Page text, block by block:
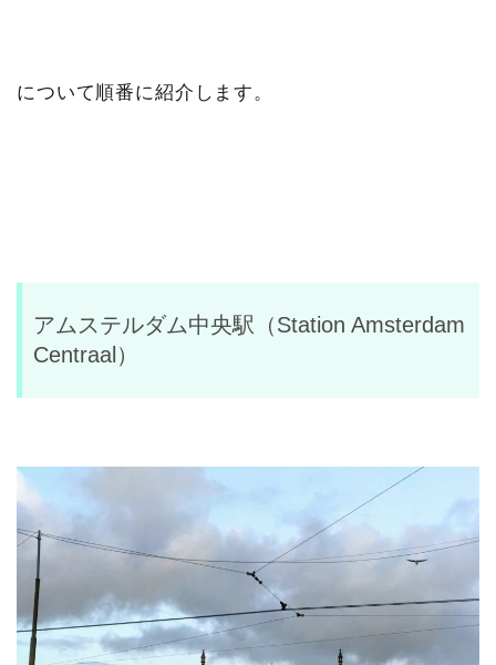
について順番に紹介します。
アムステルダム中央駅（Station Amsterdam
Centraal）